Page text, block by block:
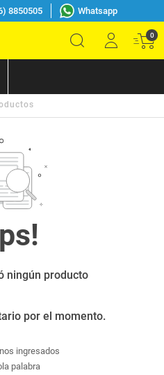
8850505 Whatsapp
0
ningún producto
por el momento.
ingresados
palabra